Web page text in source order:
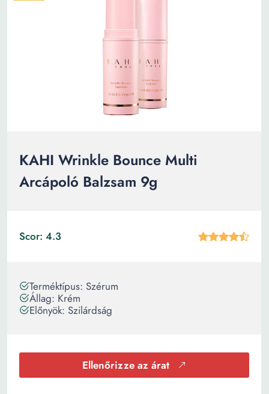
KAHI Wrinkle Bounce Multi
Arcápoló Balzsam 9g
Scor: 4.3
Terméktípus: Szérum
Állag: Krém
Előnyök: Szilárdság
Ellenőrizze az árat